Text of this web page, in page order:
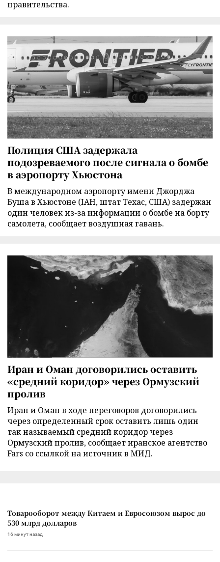
правительства.
Полиция США задержала
подозреваемого после сигнала о бомбе
в аэропорту Хьюстона
В международном аэропорту имени Джорджа
Буша в Хьюстоне (IAH, штат Техас, США) задержан
один человек из-за информации о бомбе на борту
самолета, сообщает воздушная гавань.
Иран и Оман договорились оставить
«средний коридор» через Ормузский
пролив
Иран и Оман в ходе переговоров договорились
через определенный срок оставить лишь один
так называемый средний коридор через
Ормузский пролив, сообщает иранское агентство
Fars со ссылкой на источник в МИД.
Товарооборот между Китаем и Евросоюзом вырос до
530 млрд долларов
16 минут назад